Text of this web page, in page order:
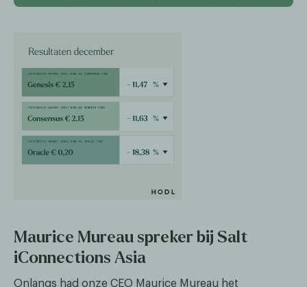
Maurice Mureau spreker bij Salt
iConnections Asia
Onlangs had onze CEO Maurice Mureau het